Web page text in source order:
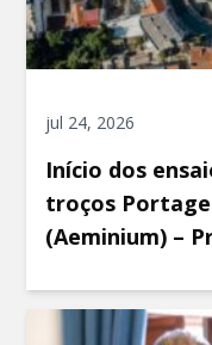
jul 24, 2026
Início dos
troços
(Aeminium) –